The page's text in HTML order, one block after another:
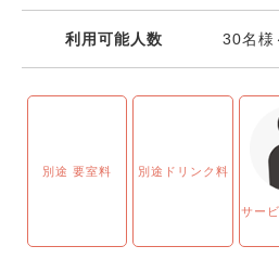
利用可能人数 30名様
別途 要室料 別途ドリンク料
サー